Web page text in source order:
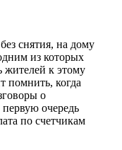
снятия, на дому
из которых
жителей к этому
помнить, когда
о
очередь
по счетчикам